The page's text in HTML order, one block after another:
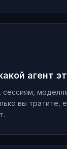
агент
сессиям,
вы тратите,